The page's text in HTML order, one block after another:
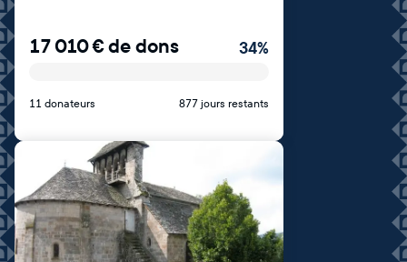
17 010€de dons 34%
11 donateurs 877 jours restants